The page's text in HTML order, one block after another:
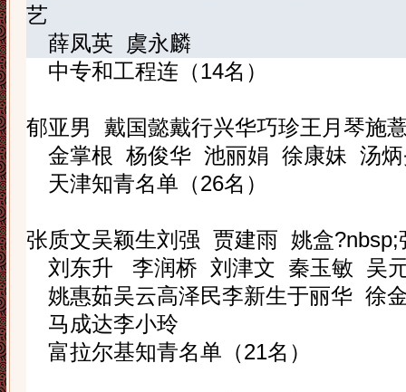
艺
薛凤英
虞永麟
中专和工程连（14名）
郁亚男 戴国懿戴行兴华巧珍王月琴施
金掌根
杨俊华 池丽娟 徐康妹
汤
天津知青名单（26名）
张质文吴颖生刘 强 贾建雨 姚盒?nbsp;
刘东升
李润桥 刘津文 秦玉敏
吴
姚惠茹吴云高泽民李新生于丽华 徐
马成达李小玲
富拉尔基知青名单（21名）